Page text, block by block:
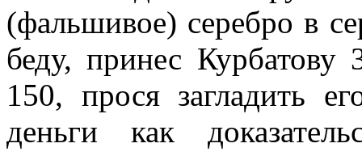
(фальшивое) серебро в
беду, принес Курбатову
150, прося загладить
деньги как